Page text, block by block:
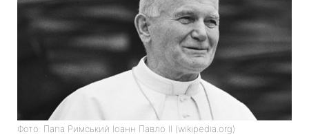
Фото: Папа Римський Іоанн Павло II (wikipedia.org)